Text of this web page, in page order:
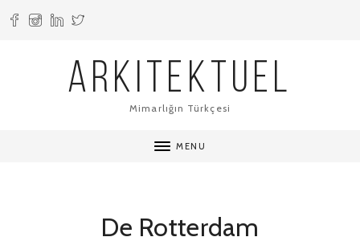
ARKITEKTUEL
Mimarlığın Türkçesi
MENU
De Rotterdam